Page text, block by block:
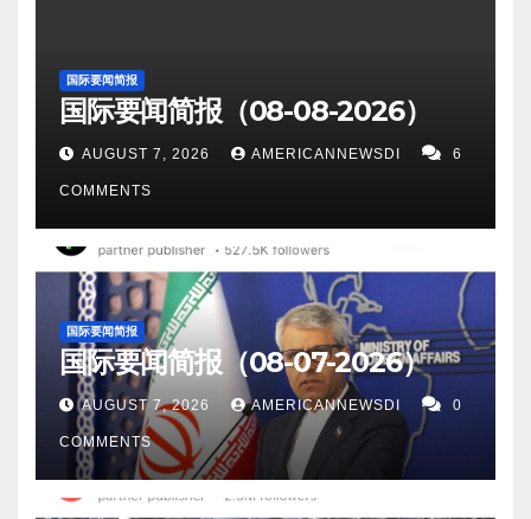
国际要闻简报
国际要闻简报（08-08-2026）
AUGUST 7, 2026 AMERICANNEWSDI 6
COMMENTS
国际要闻简报
国际要闻简报（08-07-2026）
AUGUST 7, 2026 AMERICANNEWSDI 0
COMMENTS